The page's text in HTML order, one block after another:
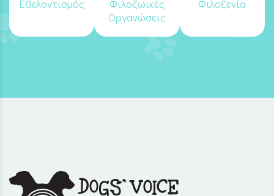
Εθελοντισμός
Φιλοζωικές
Οργανώσεις
Φιλοξενία